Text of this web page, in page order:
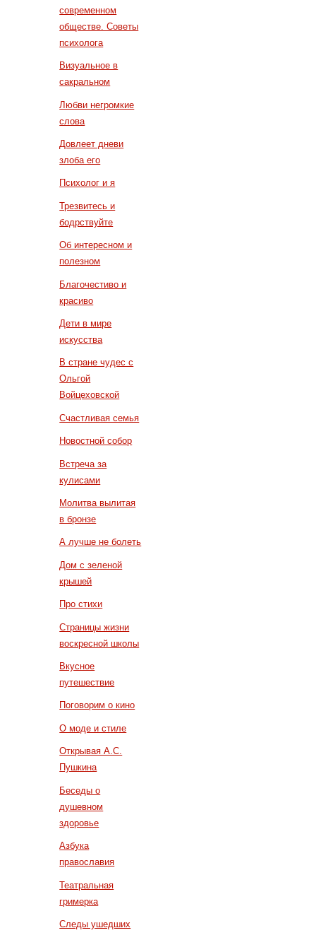
современном
обществе. Советы
психолога
Визуальное в
сакральном
Любви негромкие
слова
Довлеет дневи
злоба его
Психолог и я
Трезвитесь и
бодрствуйте
Об интересном и
полезном
Благочестиво и
красиво
Дети в мире
искусства
В стране чудес с
Ольгой
Войцеховской
Счастливая семья
Новостной собор
Встреча за
кулисами
Молитва вылитая
в бронзе
А лучше не болеть
Дом с зеленой
крышей
Про стихи
Страницы жизни
воскресной школы
Вкусное
путешествие
Поговорим о кино
О моде и стиле
Открывая А.С.
Пушкина
Беседы о
душевном
здоровье
Азбука
православия
Театральная
гримерка
Следы ушедших